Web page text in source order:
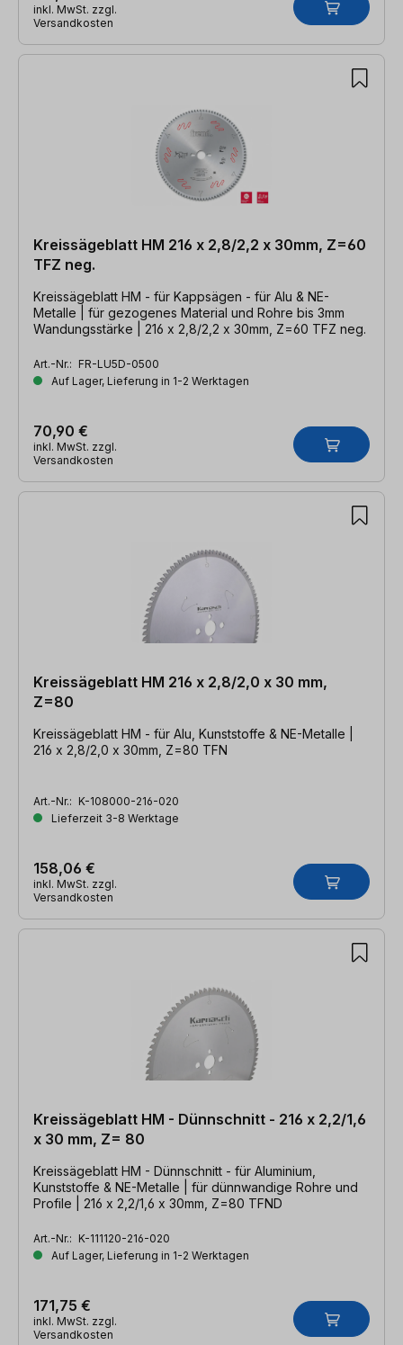
inkl. MwSt. zzgl.
Versandkosten
Kreissägeblatt HM 216 x 2,8/2,2 x 30mm, Z=60
TFZ neg.
Kreissägeblatt HM - für Kappsägen - für Alu & NE-
Metalle | für gezogenes Material und Rohre bis 3mm
Wandungsstärke | 216 x 2,8/2,2 x 30mm, Z=60 TFZ neg.
Art.-Nr.: FR-LU5D-0500
Auf Lager, Lieferung in 1-2 Werktagen
70,90 €
inkl. MwSt. zzgl.
Versandkosten
Kreissägeblatt HM 216 x 2,8/2,0 x 30 mm,
Z=80
Kreissägeblatt HM - für Alu, Kunststoffe & NE-Metalle |
216 x 2,8/2,0 x 30mm, Z=80 TFN
Art.-Nr.: K-108000-216-020
Lieferzeit 3-8 Werktage
158,06 €
inkl. MwSt. zzgl.
Versandkosten
Kreissägeblatt HM - Dünnschnitt - 216 x 2,2/1,6
x 30 mm, Z= 80
Kreissägeblatt HM - Dünnschnitt - für Aluminium,
Kunststoffe & NE-Metalle | für dünnwandige Rohre und
Profile | 216 x 2,2/1,6 x 30mm, Z=80 TFND
Art.-Nr.: K-111120-216-020
Auf Lager, Lieferung in 1-2 Werktagen
171,75 €
inkl. MwSt. zzgl.
Versandkosten